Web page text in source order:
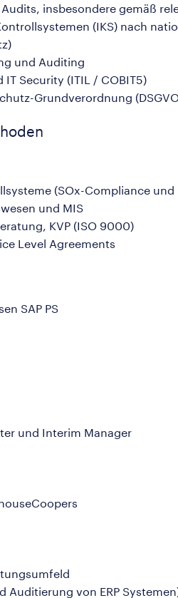
insbesondere gemäß
(IKS) nach
und Auditing
Security (ITIL / COBIT5)
Grundverordnung
(SOx-Compliance und
und MIS
KVP (ISO 9000)
Level Agreements
SAP PS
und Interim Manager
Auditierung von ERP